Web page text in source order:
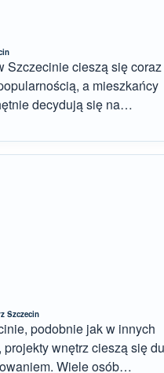
Szczecinie cieszą się coraz
a mieszkańcy
decydują się na…
Szczecin
podobnie jak w innych
projekty wnętrz cieszą się
Wiele osób…